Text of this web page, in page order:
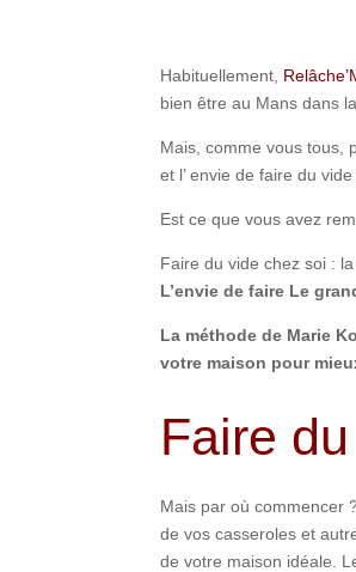
Habituellement,
bien être au Mans dans
Mais, comme vous tous,
et l’ envie de faire du vide
Est ce que vous avez
Faire du vide chez soi :
L’envie de faire Le
La méthode de Marie
votre maison pour
Faire
Mais par où commencer
de vos casseroles et
de votre maison idéale.